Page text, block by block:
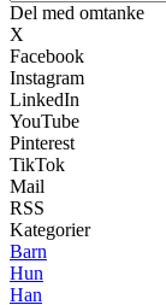
Del med omtanke
X
Facebook
Instagram
LinkedIn
YouTube
Pinterest
TikTok
Mail
RSS
Kategorier
Barn
Hun
Han